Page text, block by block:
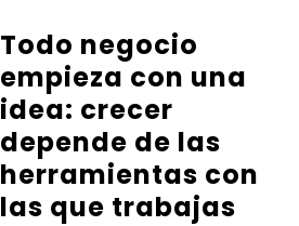
Todo negocio
empieza con una
idea: crecer
depende de las
herramientas con
las que trabajas